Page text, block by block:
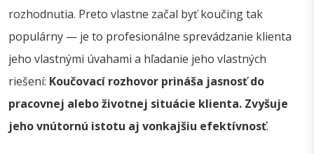
rozhodnutia. Preto vlastne začal byť koučing tak
populárny — je to profesionálne sprevádzanie klienta
jeho vlastnými úvahami a hľadanie jeho vlastných
riešení: Koučovací rozhovor prináša jasnosť do
pracovnej alebo životnej situácie klienta. Zvyšuje
jeho vnútornú istotu aj vonkajšiu efektívnosť.